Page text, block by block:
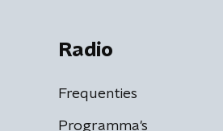
Radio
Frequenties
Programma's